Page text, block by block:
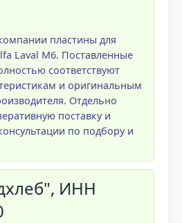
пластины для
Laval M6. Поставленные
соответствуют
и оригинальным
Отдельно
поставку и
по подбору и
ИНН